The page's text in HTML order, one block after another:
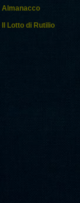
Almanacco
Il Lotto di Rutilio